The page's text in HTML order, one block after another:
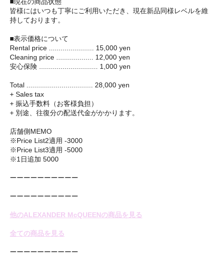
皆様にはいつも丁寧にご利用いただき、現在新品同様レベルを維
持しております。
■表示価格について
Rental price ....................... 15,000 yen
Cleaning price ................... 12,000 yen
安心保険 .............................. 1,000 yen
Total .................................. 28,000 yen
+ Sales tax
+ 振込手数料（お客様負担）
+ 別途、往復分の配送代金がかかります。
店舗側MEMO
※Price List2適用 -3000
※Price List3適用 -5000
※1日追加 5000
ーーーーーーーーーー
ーーーーーーーーーー
他のALEXANDER McQUEENの商品を見る
全ての商品を見る
ーーーーーーーーーー